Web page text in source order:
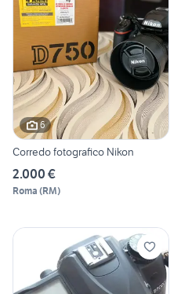
6
Corredo fotografico Nikon
2.000 €
Roma (RM)